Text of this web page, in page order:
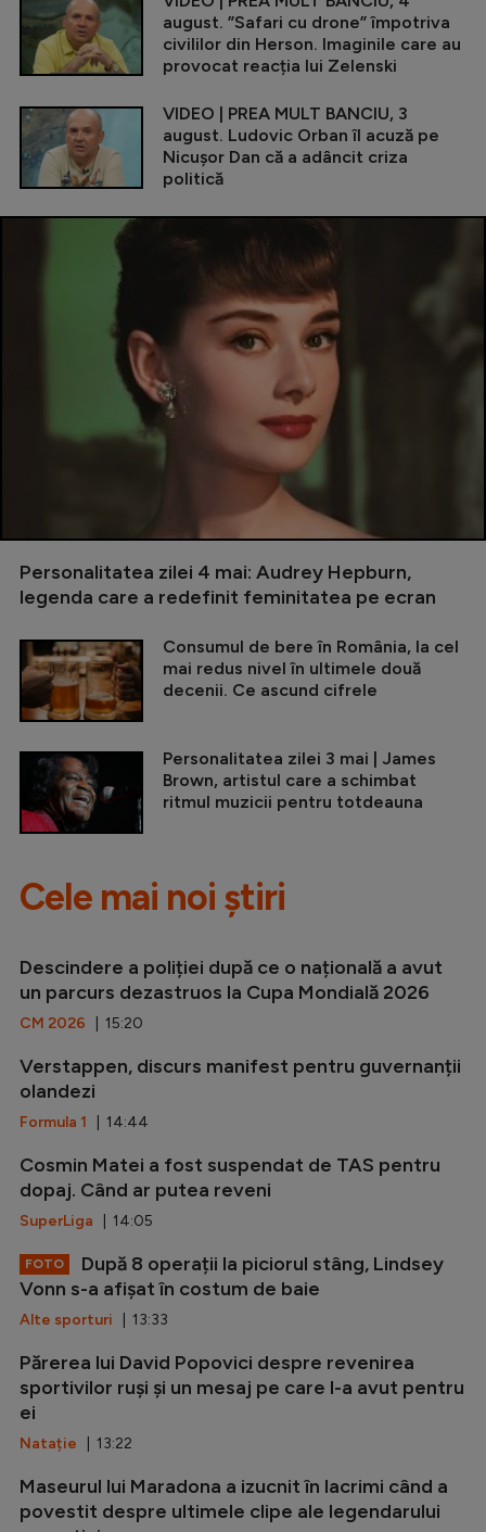
august. ”Safari cu drone” împotriva
civililor din Herson. Imaginile care au
provocat reacția lui Zelenski
VIDEO | PREA MULT BANCIU, 3
august. Ludovic Orban îl acuză pe
Nicușor Dan că a adâncit criza
politică
Personalitatea zilei 4 mai: Audrey Hepburn,
legenda care a redefinit feminitatea pe ecran
Consumul de bere în România, la cel
mai redus nivel în ultimele două
decenii. Ce ascund cifrele
Personalitatea zilei 3 mai | James
Brown, artistul care a schimbat
ritmul muzicii pentru totdeauna
Cele mai noi știri
Descindere a poliției după ce o națională a avut
un parcurs dezastruos la Cupa Mondială 2026
CM 2026 | 15:20
Verstappen, discurs manifest pentru guvernanții
olandezi
Formula 1 | 14:44
Cosmin Matei a fost suspendat de TAS pentru
dopaj. Când ar putea reveni
SuperLiga | 14:05
FOTO
După 8 operații la piciorul stâng, Lindsey
Vonn s-a afișat în costum de baie
Alte sporturi | 13:33
Părerea lui David Popovici despre revenirea
sportivilor ruși și un mesaj pe care l-a avut pentru
ei
Natație | 13:22
Maseurul lui Maradona a izucnit în lacrimi când a
povestit despre ultimele clipe ale legendarului